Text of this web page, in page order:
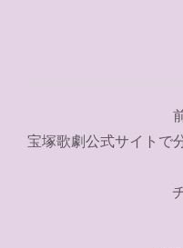
稿
宝塚歌劇公式サイトで